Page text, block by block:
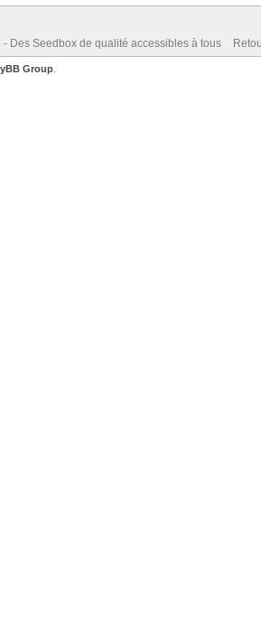
- Des Seedbox de qualité accessibles à tous
Group